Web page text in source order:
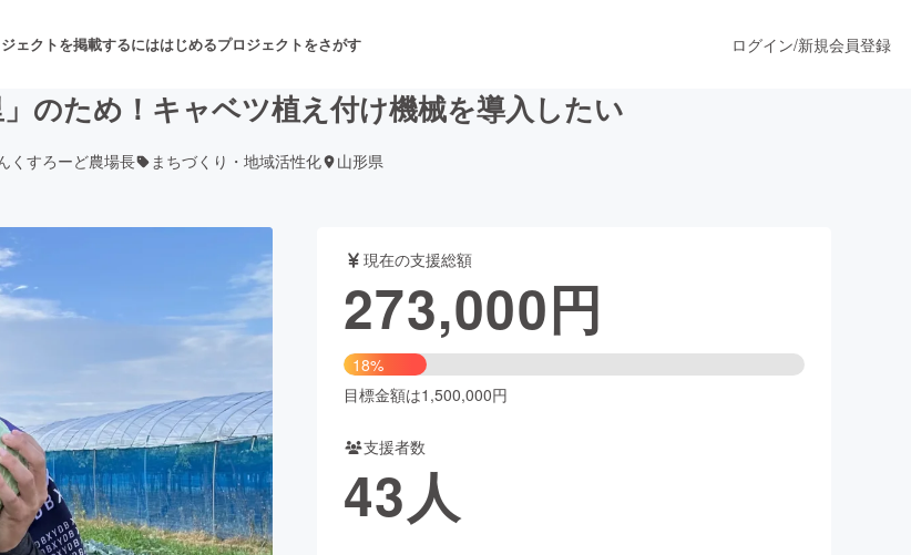
ェクトを掲載するにははじめるプロジェクトをさがす
舞台・パフォーマンス
フード・飲食店 ファッション
出版 アニメ・漫画
ビューティー・ヘルスケア
ログイン/新規会員登録
」のため！キャベツ植え付け機械を導入したい
くすろーど農場長 まちづくり・地域活性化 山形県
現在の支援総額
273,000円
18%
目標金額は1,500,000円
支援者数
43人